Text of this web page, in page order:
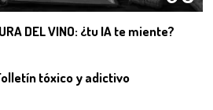
DEL VINO: ¿tu IA te miente?07
Folletín tóxico y adictivo